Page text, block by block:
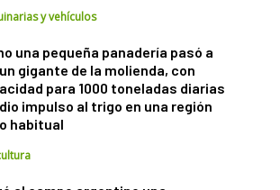
y vehículos
una pequeña panadería pasó a
gigante de la molienda, con
para 1000 toneladas diarias
impulso al trigo en una región
habitual